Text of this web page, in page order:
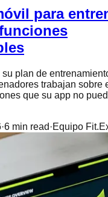
para
plan de
trabajan sobre
que su app no
·6 min read ·Equipo